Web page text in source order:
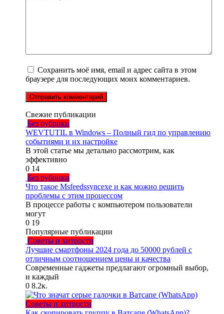
Сохранить моё имя, email и адрес сайта в этом
браузере для последующих моих комментариев.
Свежие публикации
Без рубрики
WEVTUTIL в Windows – Полный гид по управлению
событиями и их настройке
В этой статье мы детально рассмотрим, как
эффективно
0 14
Без рубрики
Что такое Msfeedssyncexe и как можно решить
проблемы с этим процессом
В процессе работы с компьютером пользователи
могут
0 19
Популярные публикации
Советы и хитрости
Лучшие смартфоны 2024 года до 50000 рублей с
отличным соотношением цены и качества
Современные гаджеты предлагают огромный выбор,
и каждый
0 8.2к.
Советы и хитрости